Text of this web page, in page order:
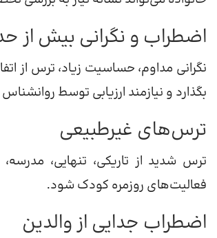
اضطراب و نگرانی بیش از
نگرانی مداوم، حساسیت زیاد، ترس از
بگذارد و نیازمند ارزیابی توسط
ترس‌های غیرطبیعی
ترس شدید از تاریکی، تنهایی،
فعالیت‌های روزمره کودک شود.
اضطراب جدایی از والدین